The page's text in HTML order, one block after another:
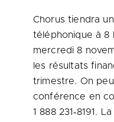
Chorus tiendra
téléphonique à 8
mercredi 8
les résultats
trimestre. On
conférence en
1 888 231‑8191.